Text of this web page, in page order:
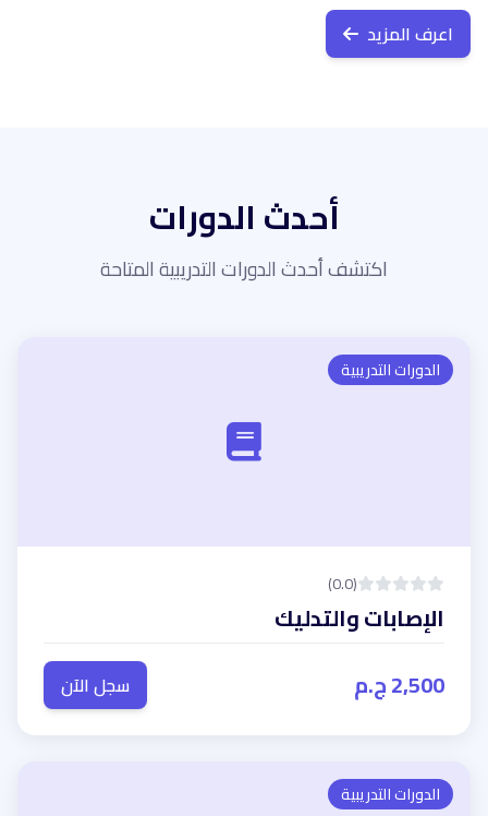
اعرف المزيد
أحدث الدورات
اكتشف أحدث الدورات التدريبية المتاحة
الدورات التدريبية
(0.0)
الإصابات والتدليك
2,500 ج.م
سجل الآن
الدورات التدريبية